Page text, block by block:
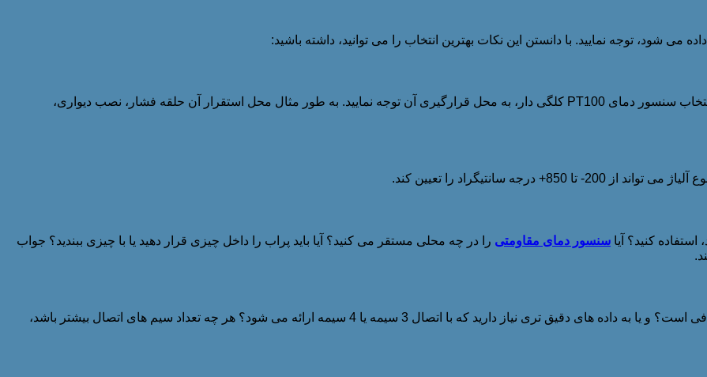
می شود، توجه نمایید. با دانستن این نکات بهترین انتخاب را می توانید، داشته باشید:
چه نوع سنسور مقاومتی می تواند به شما کمک کند؟ باید بدانید برای انتخاب سنسور دمای PT100 کلگی دار، به محل قرارگیری آن توجه نمایید. به طور مثال محل استقرار آن حلقه فشار، نصب دیواری،
سانتیگراد را تعیین کند.
سنسور دمای مقاومتی را در چه محلی مستقر می کنید؟ آیا باید پراب را داخل چیزی قرار دهید یا با چیزی ببندید؟ جواب
نکته ی بعدی که باید بدانید این است که آیا اتصال 2 سیمه برای شما کافی است؟ و یا به داده های دقیق تری نیاز دارید که با اتصال 3 سیمه یا 4 سیمه ارائه می شود؟ هر چه تعداد سیم های اتصال بیشتر باشد،